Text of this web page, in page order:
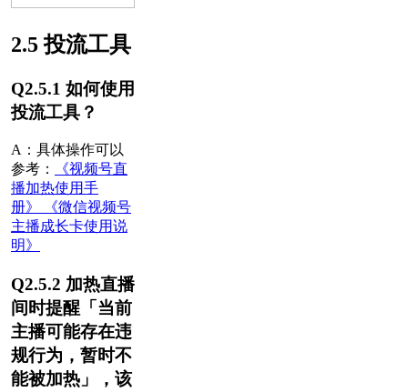
2.5 投流工具
Q2.5.1 如何使用
投流工具？
A：具体操作可以
参考：
《视频号直
播加热使用手
册》
《微信视频号
主播成长卡使用说
明》
Q2.5.2 加热直播
间时提醒「当前
主播可能存在违
规行为，暂时不
能被加热」，该